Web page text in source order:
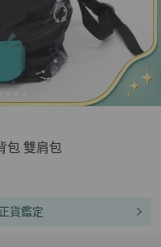
包 雙肩包
貨鑑定